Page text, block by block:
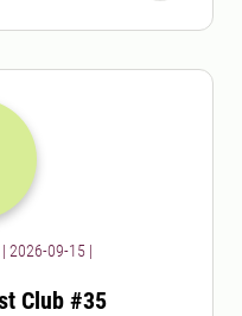
15-09 06:00
| 2026-09-15 |
Club #35